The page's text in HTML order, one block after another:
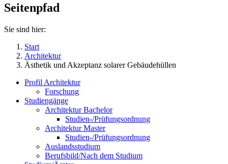
Seitenpfad
Sie sind hier:
Start
Architektur
Ästhetik und Akzeptanz solarer Gebäudehüllen
Profil Architektur
Forschung
Studiengänge
Architektur Bachelor
Studien-/Prüfungsordnung
Architektur Master
Studien-/Prüfungsordnung
Auslandsstudium
Berufsbild/Nach dem Studium